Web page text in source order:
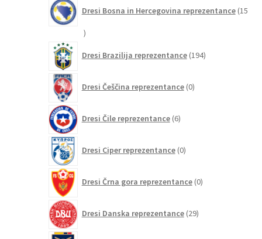
Dresi Bosna in Hercegovina reprezentance 15
15
Dresi Brazilija reprezentance 194izdelkov
Dresi Češčina reprezentance 0izdelkov
Dresi Čile reprezentance 6izdelkov
Dresi Ciper reprezentance 0izdelkov
Dresi Črna gora reprezentance 0izdelkov
Dresi Danska reprezentance 29izdelkov